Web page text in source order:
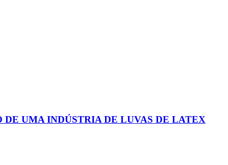
DE UMA INDÚSTRIA DE LUVAS DE LATEX